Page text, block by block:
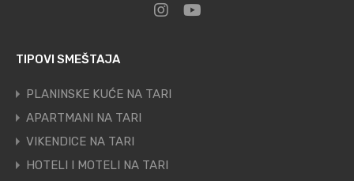
TIPOVI SMEŠTAJA
PLANINSKE KUĆE NA TARI
APARTMANI NA TARI
VIKENDICE NA TARI
HOTELI I MOTELI NA TARI